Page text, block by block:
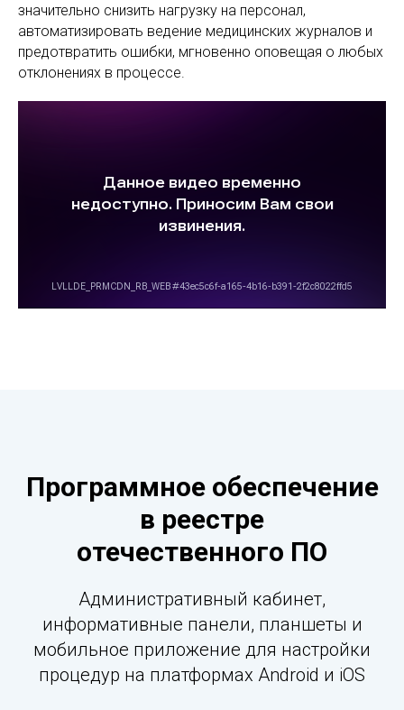
значительно снизить нагрузку на персонал,
автоматизировать ведение медицинских журналов и
предотвратить ошибки, мгновенно оповещая о любых
отклонениях в процессе.
Программное обеспечение
в реестре
отечественного ПО
Административный кабинет,
информативные панели, планшеты и
мобильное приложение для настройки
процедур на платформах Android и iOS